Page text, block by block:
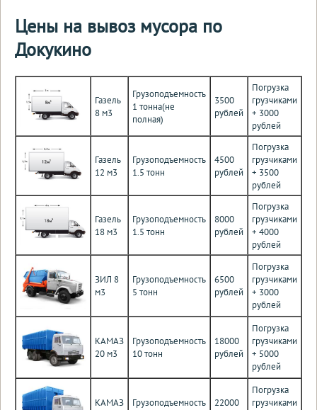
Цены на вывоз мусора по
Докукино
Газель
8 м3
Грузоподъемность
1 тонна(не
полная)
3500
рублей
Погрузка
грузчиками
+ 3000
рублей
Газель
12 м3
Грузоподъемность
1.5 тонн
4500
рублей
Погрузка
грузчиками
+ 3500
рублей
Газель
18 м3
Грузоподъемность
1.5 тонн
8000
рублей
Погрузка
грузчиками
+ 4000
рублей
ЗИЛ 8
м3
Грузоподъемность
5 тонн
6500
рублей
Погрузка
грузчиками
+ 3000
рублей
КАМАЗ
20 м3
Грузоподъемность
10 тонн
18000
рублей
Погрузка
грузчиками
+ 5000
рублей
КАМАЗ
Грузоподъемность
22000
Погрузка
грузчиками